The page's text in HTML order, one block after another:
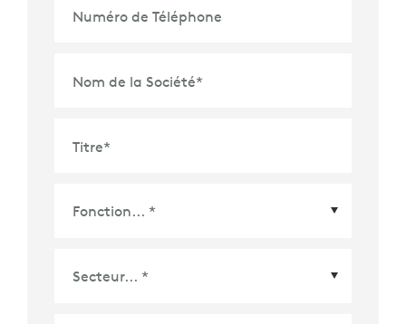
Numéro de Téléphone
Nom de la Société*
Titre*